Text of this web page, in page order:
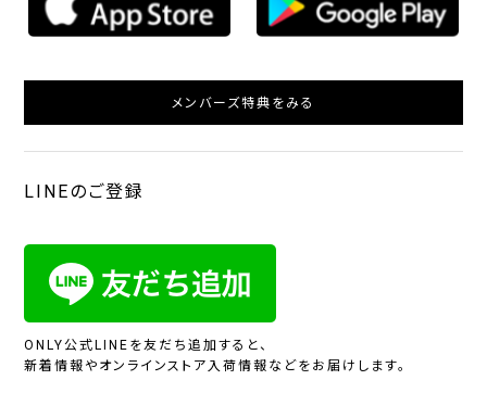
メンバーズ特典をみる
LINEのご登録
ONLY公式LINEを友だち追加すると、
新着情報やオンラインストア入荷情報などをお届けします。